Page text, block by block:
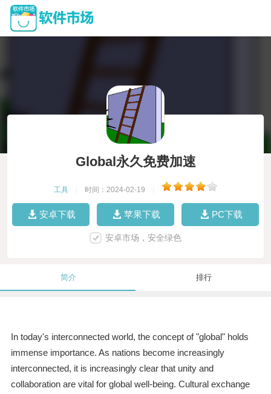
Global永久免费加速
工具 时间：2024-02-19
安卓下载 苹果下载 PC下载
安卓市场，安全绿色
简介 排行
In today's interconnected world, the concept of "global" holds
immense importance. As nations become increasingly
interconnected, it is increasingly clear that unity and
collaboration are vital for global well-being. Cultural exchange